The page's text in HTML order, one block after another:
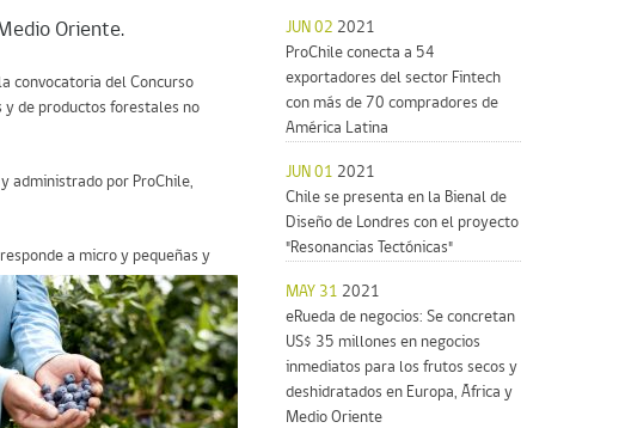
Oriente.
convocatoria del Concurso
y de productos forestales no
administrado por ProChile,
a micro y pequeñas y
JUN 02 2021
ProChile conecta a 54
exportadores del sector Fintech
con más de 70 compradores de
América Latina
JUN 01 2021
Chile se presenta en la Bienal de
Diseño de Londres con el proyecto
"Resonancias Tectónicas"
MAY 31 2021
eRueda de negocios: Se concretan
US$ 35 millones en negocios
inmediatos para los frutos secos y
deshidratados en Europa, África y
Medio Oriente